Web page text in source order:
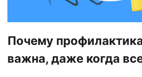
Почему
важна, даже когда